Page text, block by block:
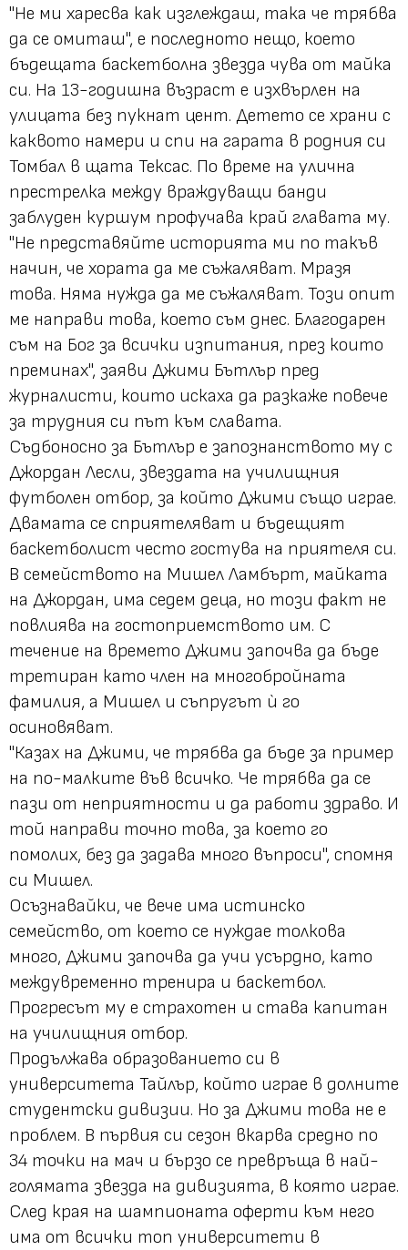
"Не ми харесва как изглеждаш, така че трябва
да се омиташ", е последното нещо, което
бъдещата баскетболна звезда чува от майка
си. На 13-годишна възраст е изхвърлен на
улицата без пукнат цент. Детето се храни с
каквото намери и спи на гарата в родния си
Томбал в щата Тексас. По време на улична
престрелка между враждуващи банди
заблуден куршум профучава край главата му.
"Не представяйте историята ми по такъв
начин, че хората да ме съжаляват. Мразя
това. Няма нужда да ме съжаляват. Този опит
ме направи това, което съм днес. Благодарен
съм на Бог за всички изпитания, през които
преминах", заяви Джими Бътлър пред
журналисти, които искаха да разкаже повече
за трудния си път към славата.
Съдбоносно за Бътлър е запознанството му с
Джордан Лесли, звездата на училищния
футболен отбор, за който Джими също играе.
Двамата се сприятеляват и бъдещият
баскетболист често гостува на приятеля си.
В семейството на Мишел Ламбърт, майката
на Джордан, има седем деца, но този факт не
повлиява на гостоприемството им. С
течение на времето Джими започва да бъде
третиран като член на многобройната
фамилия, а Мишел и съпругът ѝ го
осиновяват.
"Казах на Джими, че трябва да бъде за пример
на по-малките във всичко. Че трябва да се
пази от неприятности и да работи здраво. И
той направи точно това, за което го
помолих, без да задава много въпроси", спомня
си Мишел.
Осъзнавайки, че вече има истинско
семейство, от което се нуждае толкова
много, Джими започва да учи усърдно, като
междувременно тренира и баскетбол.
Прогресът му е страхотен и става капитан
на училищния отбор.
Продължава образованието си в
университета Тайлър, който играе в долните
студентски дивизии. Но за Джими това не е
проблем. В първия си сезон вкарва средно по
34 точки на мач и бързо се превръща в най-
голямата звезда на дивизията, в която играе.
След края на шампионата оферти към него
има от всички топ университети в